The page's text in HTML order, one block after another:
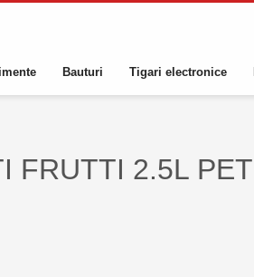
Bauturi Tigari electronice
FRUTTI 2.5L PET